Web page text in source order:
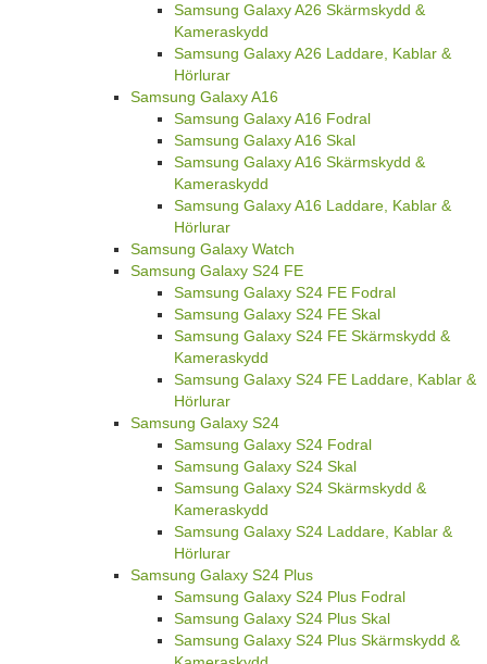
Samsung Galaxy A26 Skärmskydd &
Kameraskydd
Samsung Galaxy A26 Laddare, Kablar &
Hörlurar
Samsung Galaxy A16
Samsung Galaxy A16 Fodral
Samsung Galaxy A16 Skal
Samsung Galaxy A16 Skärmskydd &
Kameraskydd
Samsung Galaxy A16 Laddare, Kablar &
Hörlurar
Samsung Galaxy Watch
Samsung Galaxy S24 FE
Samsung Galaxy S24 FE Fodral
Samsung Galaxy S24 FE Skal
Samsung Galaxy S24 FE Skärmskydd &
Kameraskydd
Samsung Galaxy S24 FE Laddare, Kablar &
Hörlurar
Samsung Galaxy S24
Samsung Galaxy S24 Fodral
Samsung Galaxy S24 Skal
Samsung Galaxy S24 Skärmskydd &
Kameraskydd
Samsung Galaxy S24 Laddare, Kablar &
Hörlurar
Samsung Galaxy S24 Plus
Samsung Galaxy S24 Plus Fodral
Samsung Galaxy S24 Plus Skal
Samsung Galaxy S24 Plus Skärmskydd &